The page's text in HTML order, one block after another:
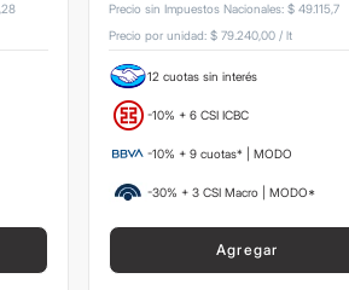
,28
Precio sin Impuestos Nacionales: $ 49.115,7
Precio por unidad: $ 79.240,00/ lt
12 cuotas sin interés
-10% + 6 CSI ICBC
-10% + 9 cuotas* | MODO
-30% + 3 CSI Macro | MODO*
Agregar